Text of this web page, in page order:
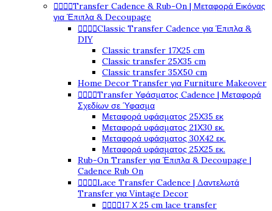
Transfer Cadence & Rub-On | Μεταφορά Εικόνας
για Έπιπλα & Decoupage
Classic Transfer Cadence για Έπιπλα &
DIY
Classic transfer 17Χ25 cm
Classic transfer 25Χ35 cm
Classic transfer 35Χ50 cm
Home Decor Transfer για Furniture Makeover
Transfer Υφάσματος Cadence | Μεταφορά
Σχεδίων σε Ύφασμα
Μεταφορά υφάσματος 25Χ35 εκ
Μεταφορά υφάσματος 21Χ30 εκ.
Μεταφορά υφάσματος 30Χ42 εκ.
Μεταφορά υφάσματος 25Χ25 εκ.
Rub-On Transfer για Έπιπλα & Decoupage |
Cadence Rub On
Lace Transfer Cadence | Δαντελωτά
Transfer για Vintage Decor
17 Χ 25 cm lace transfer